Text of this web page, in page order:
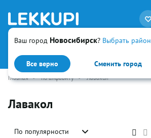
Ваш город Новосибирск? Выбрать район
Все верно Сменить город
Искать
Главная • по алфавиту • Лавакол
Лавакол
По популярности